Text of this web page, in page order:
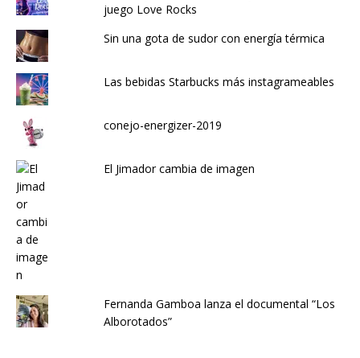
juego Love Rocks
Sin una gota de sudor con energía térmica
Las bebidas Starbucks más instagrameables
conejo-energizer-2019
El Jimador cambia de imagen
Fernanda Gamboa lanza el documental “Los
Alborotados”